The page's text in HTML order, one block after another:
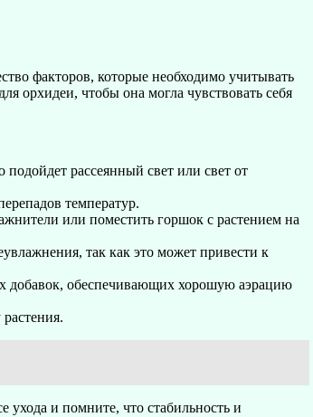
факторов, которые необходимо учитывать
орхидеи, чтобы она могла чувствовать себя
рассеянный свет или свет от
температур.
или поместить горшок с растением на
так как это может привести к
добавок, обеспечивающих хорошую аэрацию
ухода и помните, что стабильность и